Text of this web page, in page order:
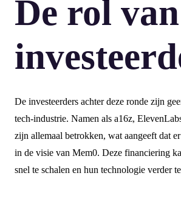
De rol
De investeerders achter deze ronde zijn
tech-industrie. Namen als a16z,
zijn allemaal betrokken, wat aangeeft dat
in de visie van Mem0. Deze financiering
snel te schalen en hun technologie verder